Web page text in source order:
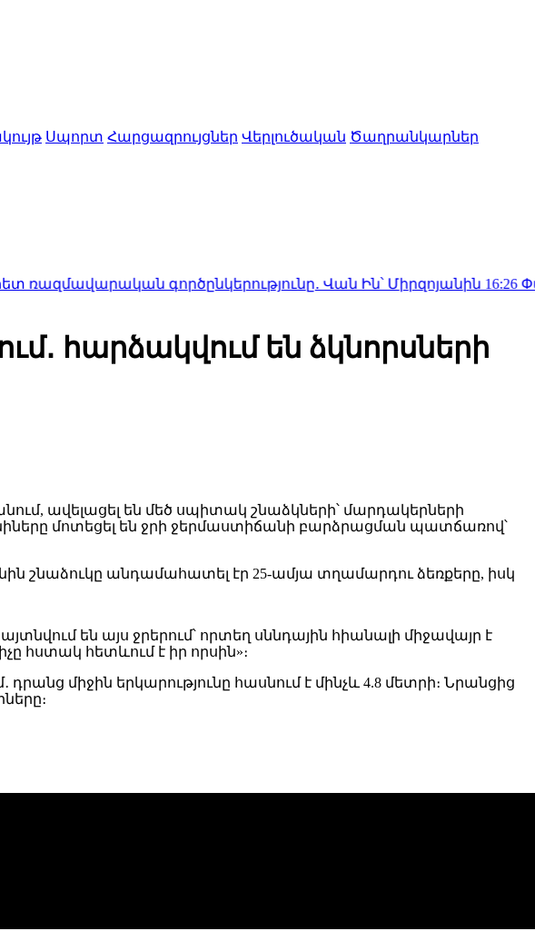
Սպորտ Հարցազրույցներ Վերլուծական Ծաղրանկարներ
գործընկերությունը․ Վան Ին՝ Միրզոյանին16:26Փաշինյան․
հարձակվում են ձկնորսների
ավելացել են մեծ սպիտակ շնաձկների՝ մարդակերների
մոտեցել են ջրի ջերմաստիճանի բարձրացման պատճառով՝
շնաձուկը անդամահատել էր 25-ամյա տղամարդու ձեռքերը, իսկ
են այս ջրերում՝ որտեղ սննդային հիանալի միջավայր է
հստակ հետևում է իր որսին»։
միջին երկարությունը հասնում է մինչև 4.8 մետրի։ Նրանցից